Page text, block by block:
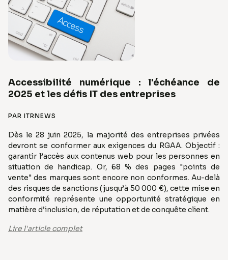
Accessibilité numérique : l'échéance de
2025 et les défis IT des entreprises
PAR ITRNEWS
Dès le 28 juin 2025, la majorité des entreprises privées
devront se conformer aux exigences du RGAA. Objectif :
garantir l’accès aux contenus web pour les personnes en
situation de handicap. Or, 68 % des pages "points de
vente" des marques sont encore non conformes. Au-delà
des risques de sanctions (jusqu’à 50 000 €), cette mise en
conformité représente une opportunité stratégique en
matière d’inclusion, de réputation et de conquête client.
Lire l'article complet